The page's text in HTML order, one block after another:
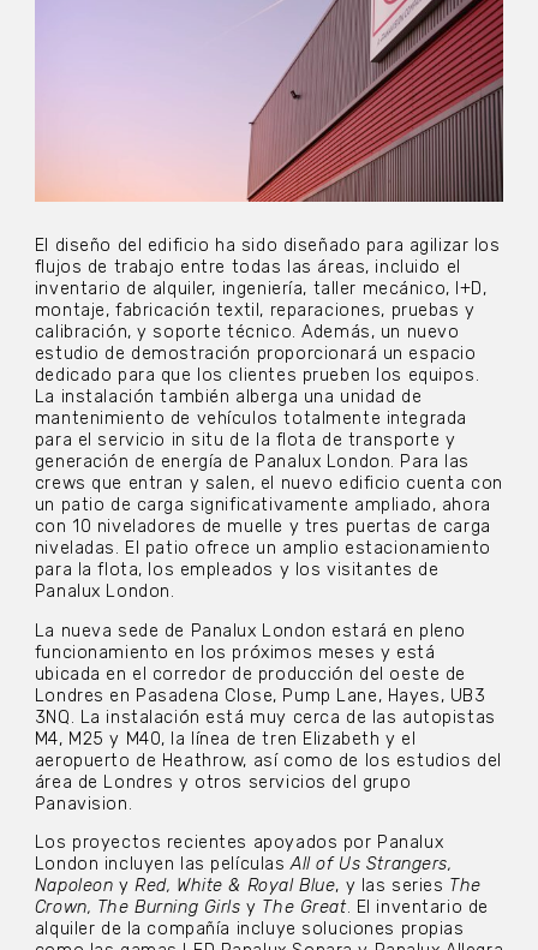
El diseño del edificio ha sido diseñado para agilizar los
flujos de trabajo entre todas las áreas, incluido el
inventario de alquiler, ingeniería, taller mecánico, I+D,
montaje, fabricación textil, reparaciones, pruebas y
calibración, y soporte técnico. Además, un nuevo
estudio de demostración proporcionará un espacio
dedicado para que los clientes prueben los equipos.
La instalación también alberga una unidad de
mantenimiento de vehículos totalmente integrada
para el servicio in situ de la flota de transporte y
generación de energía de Panalux London. Para las
crews que entran y salen, el nuevo edificio cuenta con
un patio de carga significativamente ampliado, ahora
con 10 niveladores de muelle y tres puertas de carga
niveladas. El patio ofrece un amplio estacionamiento
para la flota, los empleados y los visitantes de
Panalux London.
La nueva sede de Panalux London estará en pleno
funcionamiento en los próximos meses y está
ubicada en el corredor de producción del oeste de
Londres en Pasadena Close, Pump Lane, Hayes, UB3
3NQ. La instalación está muy cerca de las autopistas
M4, M25 y M40, la línea de tren Elizabeth y el
aeropuerto de Heathrow, así como de los estudios del
área de Londres y otros servicios del grupo
Panavision.
Los proyectos recientes apoyados por Panalux
London incluyen las películasAll of Us Strangers,
Napoleon yRed, White & Royal Blue, y las series The
Crown, The Burning Girls y The Great. El inventario de
alquiler de la compañía incluye soluciones propias